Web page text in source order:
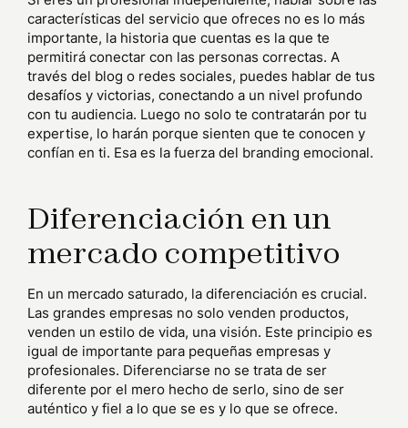
características del servicio que ofreces no es lo más
importante, la historia que cuentas es la que te
permitirá conectar con las personas correctas. A
través del blog o redes sociales, puedes hablar de tus
desafíos y victorias, conectando a un nivel profundo
con tu audiencia. Luego no solo te contratarán por tu
expertise, lo harán porque sienten que te conocen y
confían en ti. Esa es la fuerza del branding emocional.
Diferenciación en un
mercado competitivo
En un mercado saturado, la diferenciación es crucial.
Las grandes empresas no solo venden productos,
venden un estilo de vida, una visión. Este principio es
igual de importante para pequeñas empresas y
profesionales. Diferenciarse no se trata de ser
diferente por el mero hecho de serlo, sino de ser
auténtico y fiel a lo que se es y lo que se ofrece.